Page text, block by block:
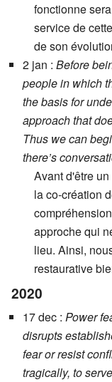
fonctionne
service de
de son
2 jan : Before
people in which
the basis for
approach that
Thus we can
there’s
Avant d'être
la co-création
approche qui
lieu. Ainsi,
restaurative
2020
17 dec : Power
disrupts
fear or resist
tragically, to